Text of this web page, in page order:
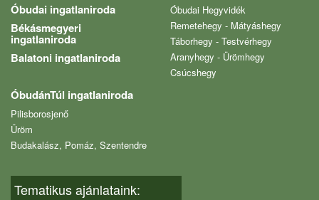
Óbudai ingatlaniroda
Békásmegyeri
ingatlaniroda
Balatoni ingatlaniroda
Óbudai Hegyvidék
Remetehegy - Mátyáshegy
Táborhegy - Testvérhegy
Aranyhegy - Ürömhegy
Csúcshegy
ÓbudánTúl ingatlaniroda
Pilisborosjenő
Üröm
Budakalász, Pomáz, Szentendre
Tematikus ajánlataink: